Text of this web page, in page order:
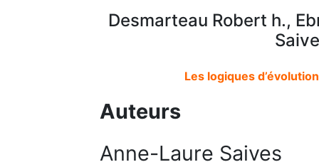
Desmarteau Robert h.,
Les logiques
Auteurs
Anne-Laure Saives